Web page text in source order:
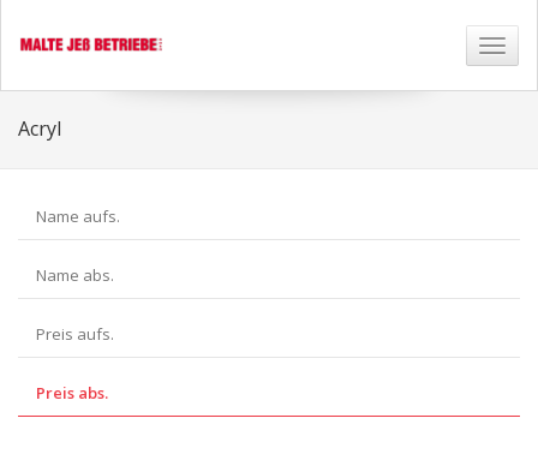
Toggle
Acryl
Name aufs.
Name abs.
Preis aufs.
Preis abs.